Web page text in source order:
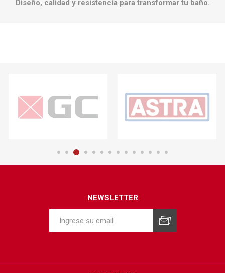
Diseño, calidad y resistencia para transformar tu baño.
NEWSLETTER